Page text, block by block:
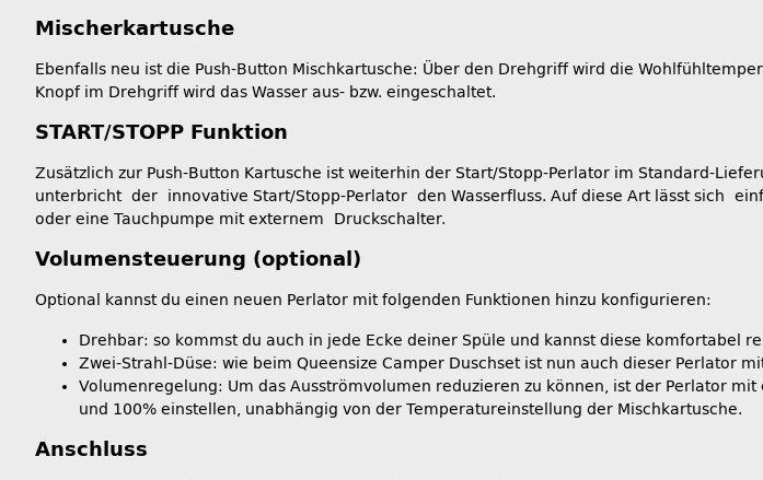
Mischerkartusche
Ebenfalls neu ist die Push-Button Mischkartusche: Über den Drehgriff wird die
Knopf im Drehgriff wird das Wasser aus- bzw. eingeschaltet.
START/STOPP Funktion
Zusätzlich zur Push-Button Kartusche ist weiterhin der Start/Stopp-Perlator im Standard-
unterbricht der innovative Start/Stopp-Perlator den Wasserfluss. Auf diese Art lässt sich
oder eine Tauchpumpe mit externem Druckschalter.
Volumensteuerung (optional)
Optional kannst du einen neuen Perlator mit folgenden Funktionen hinzu konfigurieren:
Drehbar: so kommst du auch in jede Ecke deiner Spüle und kannst diese komfortabel
Zwei-Strahl-Düse: wie beim Queensize Camper Duschset ist nun auch dieser Perlator
Volumenregelung: Um das Ausströmvolumen reduzieren zu können, ist der Perlator
und 100% einstellen, unabhängig von der Temperatureinstellung der Mischkartusche.
Anschluss